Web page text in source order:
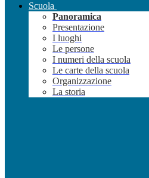
Scuola
Panoramica
Presentazione
I luoghi
Le persone
I numeri della scuola
Le carte della scuola
Organizzazione
La storia